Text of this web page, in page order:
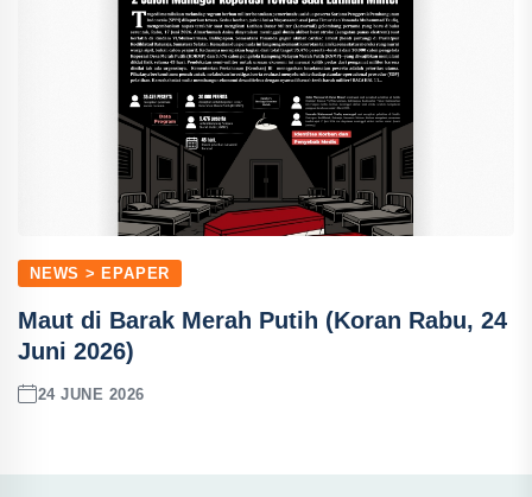
NEWS > EPAPER
Maut di Barak Merah Putih (Koran Rabu, 24
Juni 2026)
24 JUNE 2026